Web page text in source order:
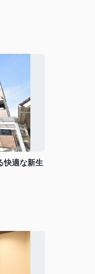
快適な新生